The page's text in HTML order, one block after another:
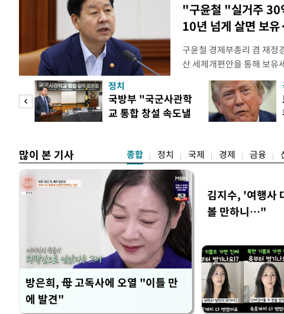
"구윤철 "실거주 30
10년 넘게 살면 보
구윤철 경제부총리 겸 재정
산 세제개편안을 통해 보유
지적에 대해 "사는(실거주)
어들고 나중에 팔 때 양도
총리는 이날 오전 MBC 라
터뷰에서 "이게(30억원 이
정치
국방부 "국군사관학
교 통합 창설 속도낼
많이 본 기사 종합 정치 국제 경제 금융
방은희, 母 고독사에 오열 "이틀 만
에 발견"
김지수, '여행사
볼 만하니…"